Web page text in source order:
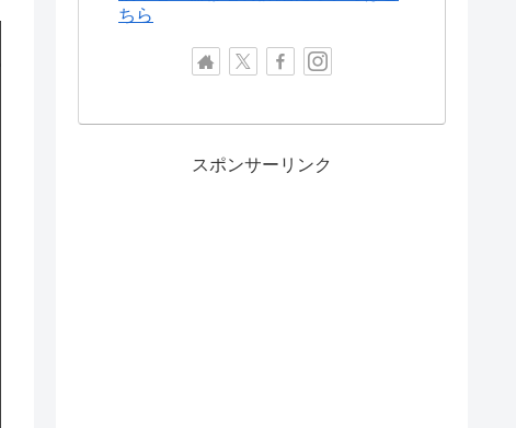
ちら
スポンサーリンク